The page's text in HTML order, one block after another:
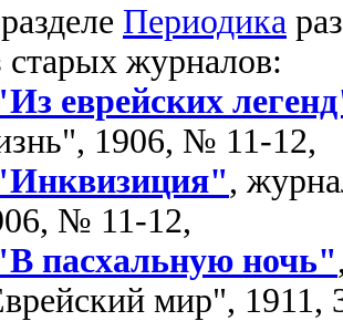
Периодика
старых журналов:
еврейских
1906, № 11-12,
,
№ 11-12,
пасхальную ночь"
мир", 1911,